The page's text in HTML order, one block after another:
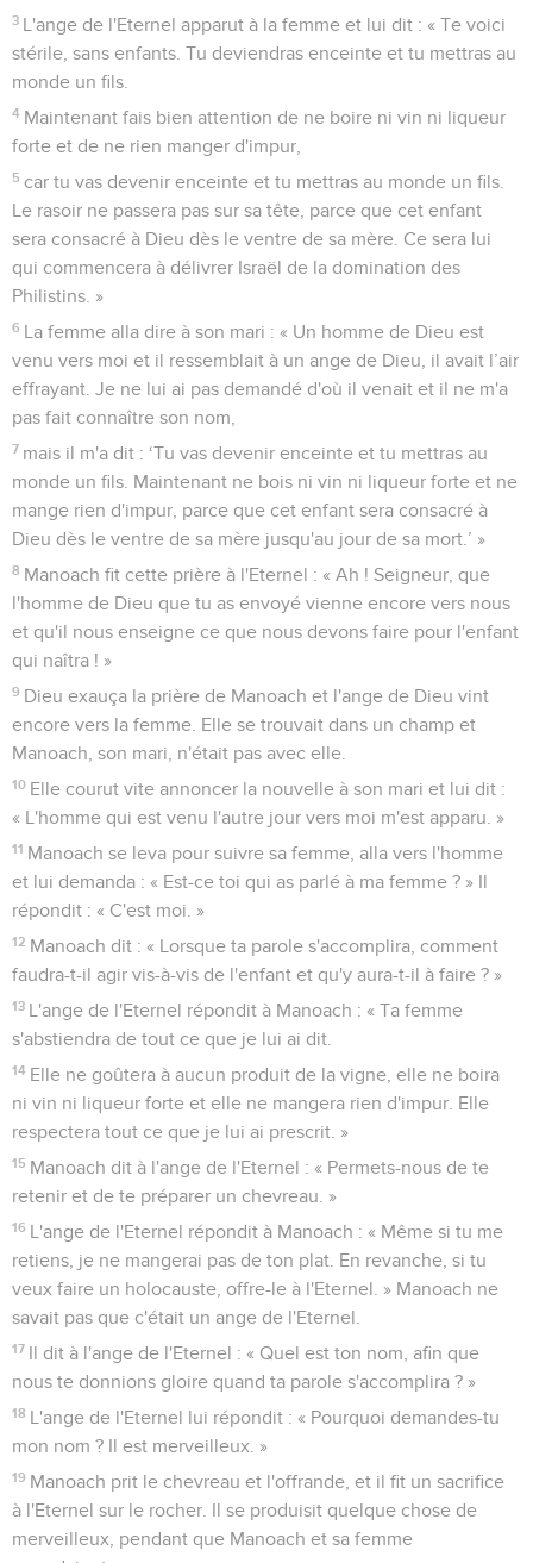
3 L'ange de l'Eternel apparut à la femme et lui dit : « Te voici
stérile, sans enfants. Tu deviendras enceinte et tu mettras au
monde un fils.
4 Maintenant fais bien attention de ne boire ni vin ni liqueur
forte et de ne rien manger d'impur,
5 car tu vas devenir enceinte et tu mettras au monde un fils.
Le rasoir ne passera pas sur sa tête, parce que cet enfant
sera consacré à Dieu dès le ventre de sa mère. Ce sera lui
qui commencera à délivrer Israël de la domination des
Philistins. »
6 La femme alla dire à son mari : « Un homme de Dieu est
venu vers moi et il ressemblait à un ange de Dieu, il avait l’air
effrayant. Je ne lui ai pas demandé d'où il venait et il ne m'a
pas fait connaître son nom,
7 mais il m'a dit : ‘Tu vas devenir enceinte et tu mettras au
monde un fils. Maintenant ne bois ni vin ni liqueur forte et ne
mange rien d'impur, parce que cet enfant sera consacré à
Dieu dès le ventre de sa mère jusqu'au jour de sa mort.’ »
8 Manoach fit cette prière à l'Eternel : « Ah ! Seigneur, que
l'homme de Dieu que tu as envoyé vienne encore vers nous
et qu'il nous enseigne ce que nous devons faire pour l'enfant
qui naîtra ! »
9 Dieu exauça la prière de Manoach et l'ange de Dieu vint
encore vers la femme. Elle se trouvait dans un champ et
Manoach, son mari, n'était pas avec elle.
10 Elle courut vite annoncer la nouvelle à son mari et lui dit :
« L'homme qui est venu l'autre jour vers moi m'est apparu. »
11 Manoach se leva pour suivre sa femme, alla vers l'homme
et lui demanda : « Est-ce toi qui as parlé à ma femme ? » Il
répondit : « C'est moi. »
12 Manoach dit : « Lorsque ta parole s'accomplira, comment
faudra-t-il agir vis-à-vis de l'enfant et qu'y aura-t-il à faire ? »
13 L'ange de l'Eternel répondit à Manoach : « Ta femme
s'abstiendra de tout ce que je lui ai dit.
14 Elle ne goûtera à aucun produit de la vigne, elle ne boira
ni vin ni liqueur forte et elle ne mangera rien d'impur. Elle
respectera tout ce que je lui ai prescrit. »
15 Manoach dit à l'ange de l'Eternel : « Permets-nous de te
retenir et de te préparer un chevreau. »
16 L'ange de l'Eternel répondit à Manoach : « Même si tu me
retiens, je ne mangerai pas de ton plat. En revanche, si tu
veux faire un holocauste, offre-le à l'Eternel. » Manoach ne
savait pas que c'était un ange de l'Eternel.
17 Il dit à l'ange de l'Eternel : « Quel est ton nom, afin que
nous te donnions gloire quand ta parole s'accomplira ? »
18 L'ange de l'Eternel lui répondit : « Pourquoi demandes-tu
mon nom ? Il est merveilleux. »
19 Manoach prit le chevreau et l'offrande, et il fit un sacrifice
à l'Eternel sur le rocher. Il se produisit quelque chose de
merveilleux, pendant que Manoach et sa femme